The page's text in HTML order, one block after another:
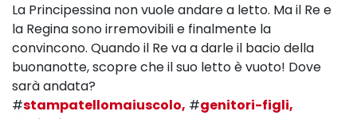
La Principessina non vuole andare a letto. Ma il Re e
la Regina sono irremovibili e finalmente la
convincono. Quando il Re va a darle il bacio della
buonanotte, scopre che il suo letto è vuoto! Dove
sarà andata?
#stampatellomaiuscolo, #genitori-figli,